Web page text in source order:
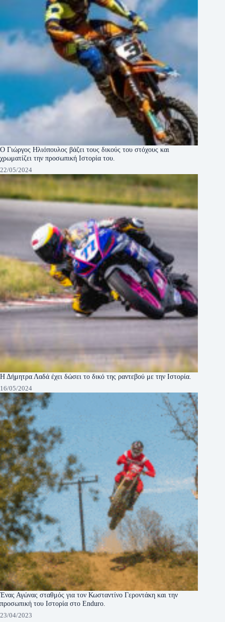
Ο Γιώργος Ηλιόπουλος βάζει τους δικούς του στόχους και
χρωματίζει την προσωπική Ιστορία του.
22/05/2024
Η Δήμητρα Λαδά έχει δώσει το δικό της ραντεβού με την Ιστορία.
16/05/2024
Ένας Αγώνας σταθμός για τον Κωσταντίνο Γεροντάκη και την
προσωπική του Ιστορία στο Enduro.
23/04/2023